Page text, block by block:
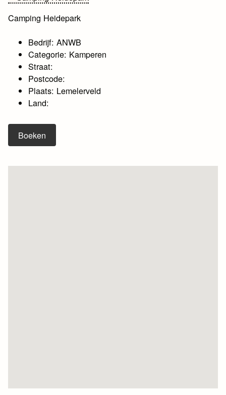
Camping Heidepark
Bedrijf: ANWB
Categorie: Kamperen
Straat:
Postcode:
Plaats: Lemelerveld
Land:
Boeken